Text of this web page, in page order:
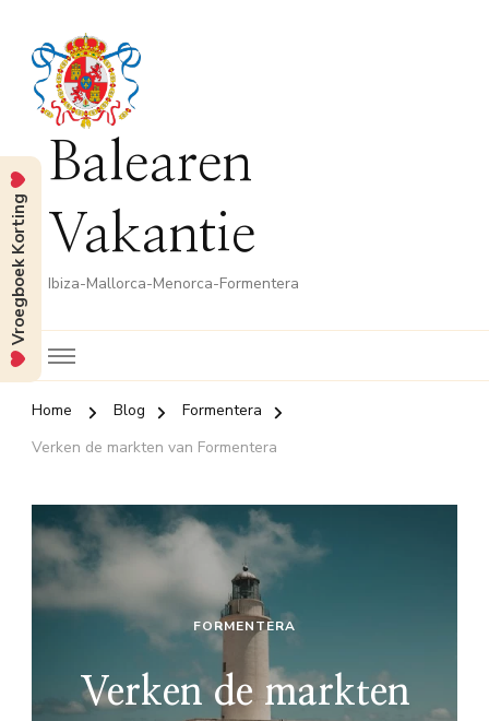
Balearen
Vakantie
Ibiza-Mallorca-Menorca-Formentera
Home Blog
Formentera
Verken de markten van Formentera
FORMENTERA
Verken de markten
Vroegboek Korting